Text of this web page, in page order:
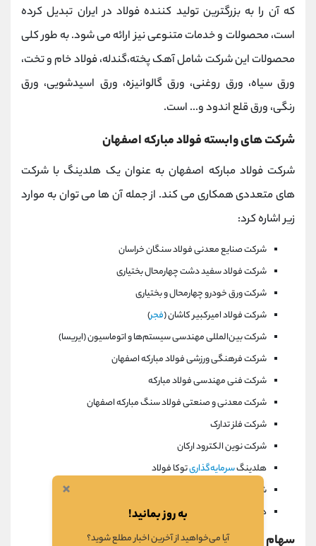
که آن را به بزرگترین تولید کننده فولاد در ایران تبدیل کرده
است، محصولات و خدمات متنوعی نیز ارائه می شود. به طور کلی
محصولات این شرکت شامل آهک پخته،گندله، فولاد خام و تخت،
ورق سیاه، ورق روغنی، ورق گالوانیزه، ورق اسیدشویی، ورق
رنگی، ورق قلع اندود و... است.
شرکت های وابسته فولاد مبارکه اصفهان
شرکت فولاد مبارکه اصفهان به عنوان یک هلدینگ با شرکت
های متعددی همکاری می کند. از جمله آن ها می توان به موارد
زیر اشاره کرد:
شرکت صنایع معدنی فولاد سنگان خراسان
شرکت فولاد سفید دشت چهارمحال بختیاری
شرکت ورق خودرو چهارمحال و بختیاری
شرکت فولاد امیرکبیر کاشان (فجر)
شرکت بین‌المللی مهندسی سیستم‌ها و اتوماسیون (ایریسا)
شرکت فرهنگی ورزشی فولاد مبارکه اصفهان
شرکت فنی مهندسی فولاد مبارکه
شرکت معدنی و صنعتی فولاد سنگ مبارکه اصفهان
شرکت فلز تدارک
شرکت نوین الکترود ارکان
هلدینگسرمایه‌گذاریتوکا فولاد
شرکت‌های زیرمجموعه توکا
هلدینگ فولاد متیل
سهام شرکت فولاد مبارکه اصفهان
×
به روز بمانید!
آیا می‌خواهید از آخرین اخبار مطلع شوید؟